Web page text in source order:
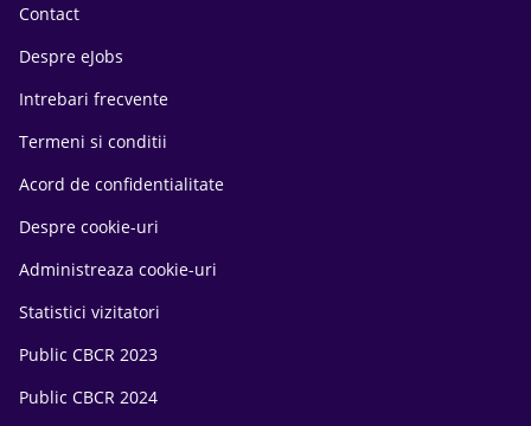
Contact
Despre eJobs
Intrebari frecvente
Termeni si conditii
Acord de confidentialitate
Despre cookie-uri
Administreaza cookie-uri
Statistici vizitatori
Public CBCR 2023
Public CBCR 2024